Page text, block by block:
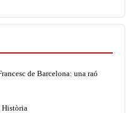
de Barcelona: una raó